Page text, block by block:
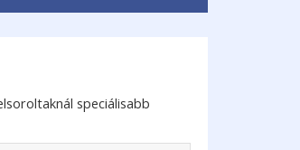
speciálisabb